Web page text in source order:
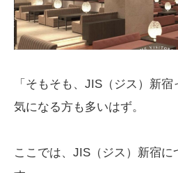
「そもそも、JIS（ジス）新
気になる方も多いはず。
ここでは、JIS（ジス）新宿に